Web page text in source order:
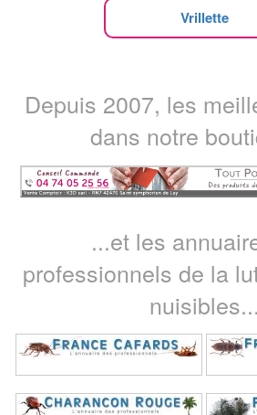
Vrillette
Depuis 2007, les
dans notre
...et les
professionnels de la
nuisibles...